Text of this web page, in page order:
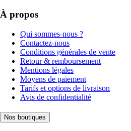
À propos
Qui sommes-nous ?
Contactez-nous
Conditions générales de vente
Retour & remboursement
Mentions légales
Moyens de paiement
Tarifs et options de livraison
Avis de confidentialité
Nos boutiques